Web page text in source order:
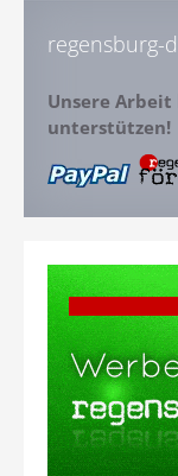
regensburg-
Unsere
unterstützen!